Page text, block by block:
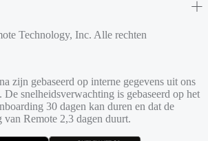
Technology, Inc. Alle rechten
zijn gebaseerd op interne gegevens uit ons
De snelheidsverwachting is gebaseerd op het
30 dagen kan duren en dat de
van Remote 2,3 dagen duurt.